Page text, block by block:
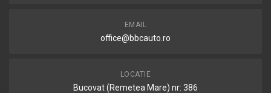
EMAIL
office@bbcauto.ro
LOCATIE
Bucovat (Remetea Mare) nr: 386